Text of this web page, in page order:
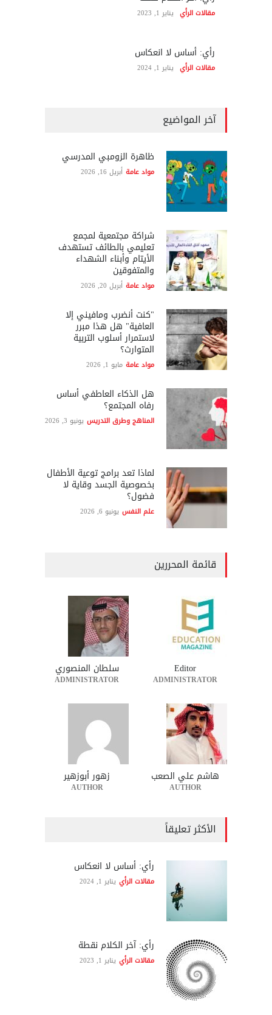
مقالات الرأي يناير 1, 2023
رأي: أساس لا انعكاس
مقالات الرأي يناير 1, 2024
آخر المواضيع
ظاهرة الزومبي المدرسي
مواد عامة أبريل 16, 2026
شراكة مجتمعية لمجمع
تعليمي بالطائف تستهدف
الأيتام وأبناء الشهداء
والمتفوقين
مواد عامة أبريل 20, 2026
"كنت أنضرب ومافيني إلا
العافية" هل هذا مبرر
لاستمرار أسلوب التربية
المتوارث؟
مواد عامة مايو 1, 2026
هل الذكاء العاطفي أساس
رفاه المجتمع؟
المناهج وطرق التدريس يونيو 3, 2026
لماذا تعد برامج توعية الأطفال
بخصوصية الجسد وقاية لا
فضول؟
علم النفس يونيو 6, 2026
قائمة المحررين
Editor
ADMINISTRATOR
سلطان المنصوري
ADMINISTRATOR
هاشم علي الصعب
AUTHOR
زهور أبوزهير
AUTHOR
الأكثر تعليقاً
رأي: أساس لا انعكاس
مقالات الرأي يناير 1, 2024
رأي: آخر الكلام نقطة
مقالات الرأي يناير 1, 2023